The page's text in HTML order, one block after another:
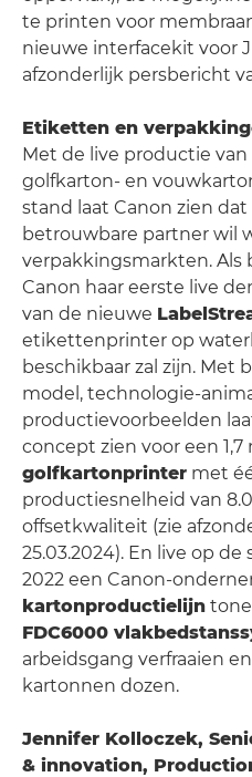
te printen voor
nieuwe interfacekit voor
afzonderlijk persbericht
Etiketten en
Met de live productie
golfkarton- en
stand laat Canon zien
betrouwbare partner wil
verpakkingsmarkten. Als
Canon haar eerste live
van de nieuwe
etikettenprinter op
beschikbaar zal zijn. Met
model, technologie-
productievoorbeelden
concept zien voor een
golfkartonprinter met
productiesnelheid van
offsetkwaliteit (zie
25.03.2024). En live op de
2022 een Canon-
kartonproductielijn
FDC6000
arbeidsgang verfraaien
kartonnen dozen.
Jennifer Kolloczek,
& innovation,